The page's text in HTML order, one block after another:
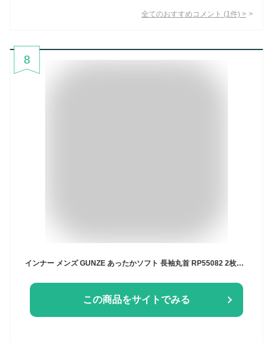
全てのおすすめコメント (1 件) >
8
インナー メンズ GUNZE あったかソフト 長袖丸首 RP55082 2枚組 グンゼ メンズ gunze メンズインナー インナー 長袖 アンダーシャツ 長袖 丸首 クルーネック 暖かい あったかインナー 秋冬インナー 肌着 メンズ 紳士 保温 メンズ 長袖 厚手 綿100% 綿（02838）
この商品をサイトでみる